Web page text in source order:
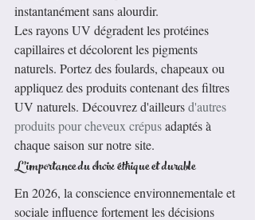
instantanément sans alourdir.
Les rayons UV dégradent les protéines
capillaires et décolorent les pigments
naturels. Portez des foulards, chapeaux ou
appliquez des produits contenant des filtres
UV naturels. Découvrez d'ailleurs d'autres
produits pour cheveux crépus adaptés à
chaque saison sur notre site.
L'importance du choix éthique et durable
En 2026, la conscience environnementale et
sociale influence fortement les décisions